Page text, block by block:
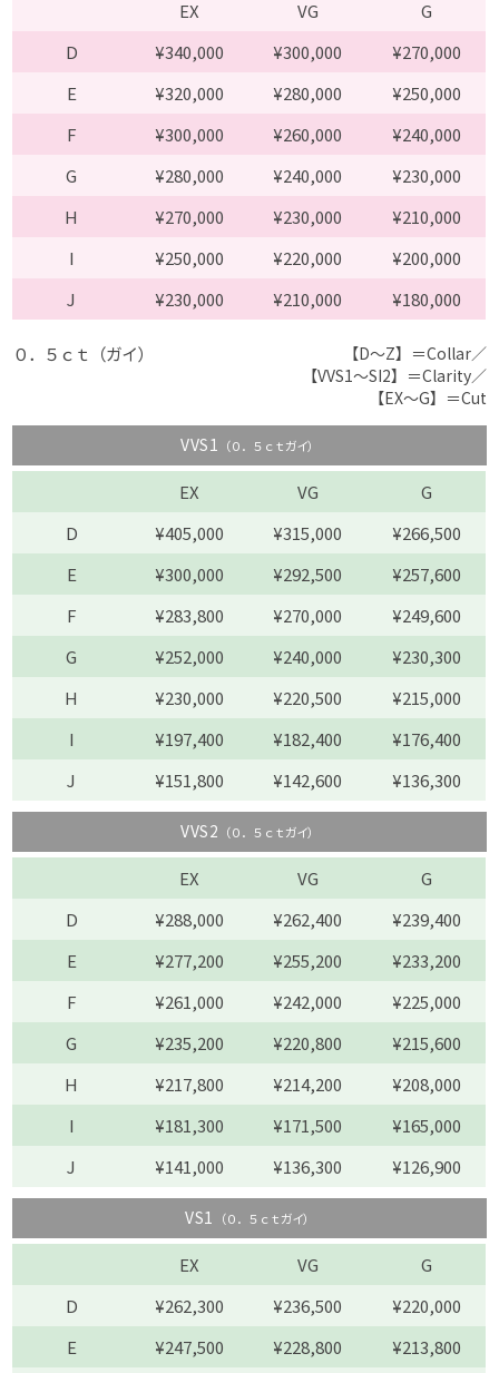
EX VG
G
D
¥340,000 ¥300,000
¥270,000
E
¥320,000 ¥280,000
¥250,000
F
¥300,000 ¥260,000
¥240,000
G
¥280,000 ¥240,000
¥230,000
H
¥270,000 ¥230,000
¥210,000
I
¥250,000 ¥220,000
¥200,000
J
¥230,000 ¥210,000 ¥180,000
０．５ｃｔ（ガイ）
【D〜Z】＝Collar／
【VVS1〜SI2】＝Clarity／
【EX〜G】＝Cut
VVS1 （０．５ｃｔガイ）
EX VG
G
D
¥405,000 ¥315,000
¥266,500
E
¥300,000 ¥292,500
¥257,600
F
¥283,800 ¥270,000
¥249,600
G
¥252,000 ¥240,000
¥230,300
H
¥230,000 ¥220,500
¥215,000
I
¥197,400 ¥182,400
¥176,400
J
¥151,800 ¥142,600 ¥136,300
VVS2 （０．５ｃｔガイ）
EX VG
G
D
¥288,000 ¥262,400
¥239,400
E
¥277,200 ¥255,200
¥233,200
F
¥261,000 ¥242,000
¥225,000
G
¥235,200 ¥220,800
¥215,600
H
¥217,800 ¥214,200
¥208,000
I
¥181,300 ¥171,500
¥165,000
J
¥141,000 ¥136,300 ¥126,900
VS1 （０．５ｃｔガイ）
EX VG
G
D
¥262,300 ¥236,500
¥220,000
E
¥247,500 ¥228,800
¥213,800